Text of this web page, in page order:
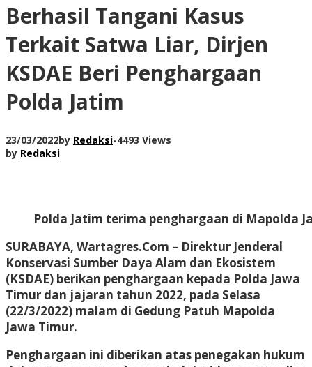
Berhasil Tangani Kasus
Terkait Satwa Liar, Dirjen
KSDAE Beri Penghargaan
Polda Jatim
23/03/2022by Redaksi-4493 Views
by Redaksi
Polda Jatim terima penghargaan di Mapolda
SURABAYA, Wartagres.Com – Direktur Jenderal
Konservasi Sumber Daya Alam dan Ekosistem
(KSDAE) berikan penghargaan kepada Polda Jawa
Timur dan jajaran tahun 2022, pada Selasa
(22/3/2022) malam di Gedung Patuh Mapolda
Jawa Timur.
Penghargaan ini diberikan atas penegakan hukum